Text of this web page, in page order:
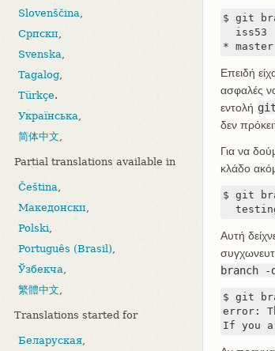
Slovenščina,
Српски,
Svenska,
Tagalog,
Türkçe.
Українська,
简体中文,
Partial translations available in
Čeština,
Македонски,
Polski,
Português (Brasil),
Ўзбекча,
繁體中文,
Translations started for
Беларуская,
$ git
  iss53
* master
Επειδή
ασφαλές
εντολή
δεν
Για να
κλάδο
$ git
Αυτή
branch -d
$ git
error:
If you